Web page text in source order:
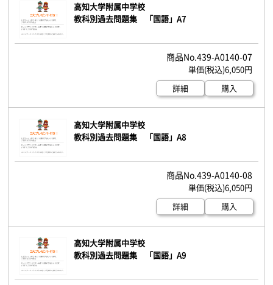
高知大学附属中学校
教科別過去問題集 「国語」A7
439-A0140-07
6,050円
詳細
購入
高知大学附属中学校
教科別過去問題集 「国語」A8
439-A0140-08
6,050円
詳細
購入
高知大学附属中学校
教科別過去問題集 「国語」A9